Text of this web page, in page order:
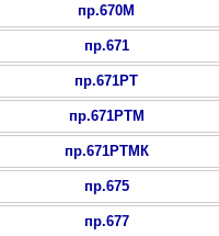
пр.670М
пр.671
пр.671РТ
пр.671РТМ
пр.671РТМК
пр.675
пр.677